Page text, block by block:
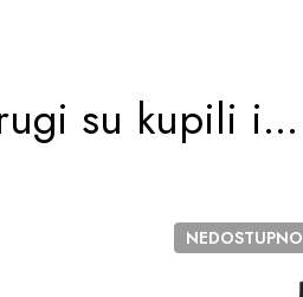
su kupili i...
NEDOSTUPNO